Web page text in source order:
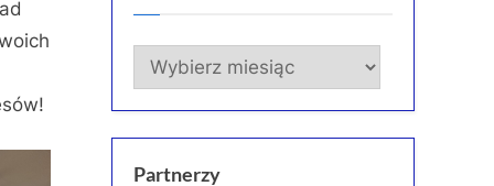
Archiwum
Partnerzy